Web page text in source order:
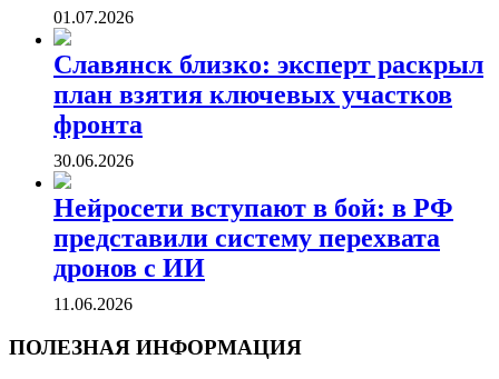
01.07.2026
Славянск близко: эксперт раскрыл
план взятия ключевых участков
фронта
30.06.2026
Нейросети вступают в бой: в РФ
представили систему перехвата
дронов с ИИ
11.06.2026
ПОЛЕЗНАЯ ИНФОРМАЦИЯ